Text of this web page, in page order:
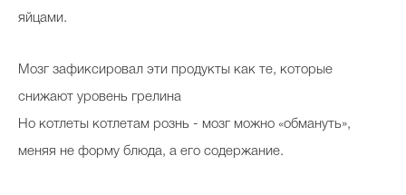
яйцами.
Мозг зафиксировал эти продукты как те, которые
снижают уровень грелина
Но котлеты котлетам рознь - мозг можно «обмануть»,
меняя не форму блюда, а его содержание.